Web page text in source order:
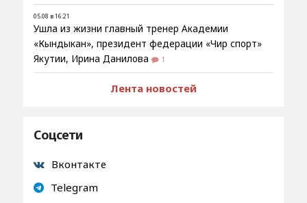
05.08 в 16:21
Ушла из жизни главный тренер Академии
«Кындыкан», президент федерации «Чир спорт»
Якутии, Ирина Данилова
1
Лента новостей
Соцсети
Вконтакте
Telegram